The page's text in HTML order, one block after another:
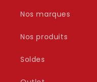
Nos marques
Nos produits
Soldes